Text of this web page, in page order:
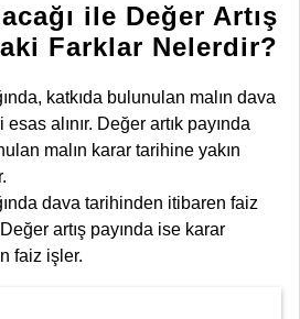
ile Değer Artış
Farklar Nelerdir?
katkıda bulunulan malın dava
alınır. Değer artık payında
malın karar tarihine yakın
dava tarihinden itibaren faiz
artış payında ise karar
faiz işler.